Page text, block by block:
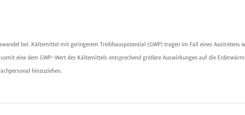
bei. Kältemittel mit geringerem Treibhauspotential (GWP) tragen im Fall eines Austretens
eine dem GWP-Wert des Kältemittels entsprechend größere Auswirkungen auf die
hinzuziehen.